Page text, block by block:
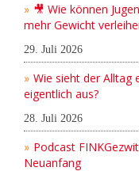
🎥 Wie können
mehr Gewicht
29. Juli 2026
Wie sieht der Alltag
eigentlich aus?
28. Juli 2026
Podcast
Neuanfang